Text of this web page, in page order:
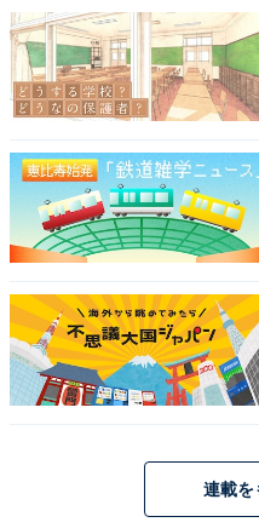
Anker Charger (100W, 3
ーブル シルバー
Anker「Nano Charger
連載を